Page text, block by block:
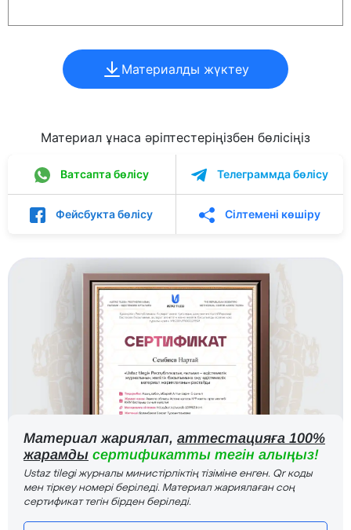
Материалды жүктеу
Материал ұнаса әріптестеріңізбен бөлісіңіз
Ватсапта бөлісу Телеграммда бөлісу
Фейсбукта бөлісу Сілтемені көшіру
Материал жариялап, аттестацияға 100%
жарамды сертификатты тегін алыңыз!
Ustaz tilegi журналы министірліктің тізіміне енген. Qr коды
мен тіркеу номері беріледі. Материал жариялаған соң
сертификат тегін бірден беріледі.